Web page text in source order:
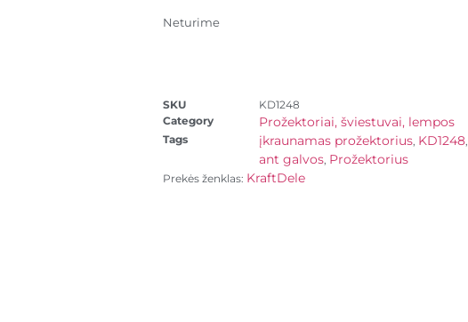
Neturime
SKU
KD1248
Category
Prožektoriai, šviestuvai, lempos
Tags įkraunamas prožektorius, KD1248,
ant galvos, Prožektorius
Prekės ženklas: KraftDele